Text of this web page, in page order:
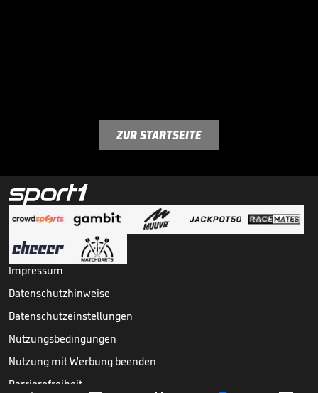
ZUR STARTSEITE
Impressum
Datenschutzhinweise
Datenschutzeinstellungen
Nutzungsbedingungen
Nutzung mit Werbung beenden
Barrierefreiheit